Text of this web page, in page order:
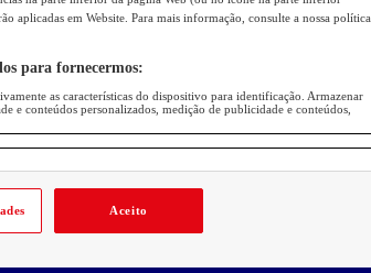
aplicadas em Website. Para mais informação, consulte a nossa política
para fornecermos:
as características do dispositivo para identificação. Armazenar
e conteúdos personalizados, medição de publicidade e conteúdos,
Aceito